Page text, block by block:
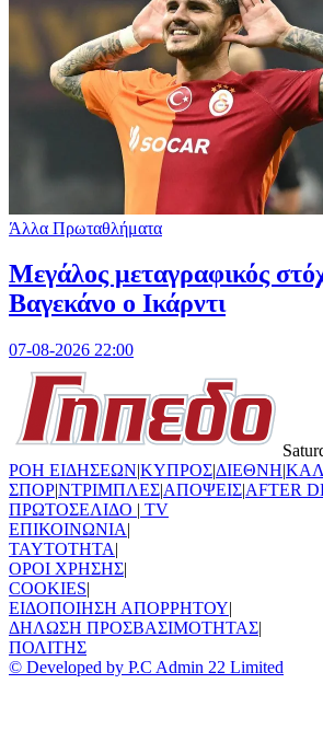
Άλλα Πρωταθλήματα
Μεγάλος μεταγραφικός
Βαγεκάνο ο Ικάρντι
07-08-2026 22:00
ΡΟΗ ΕΙΔΗΣΕΩΝ|ΚΥΠΡΟΣ|ΔΙΕΘΝΗ|
ΣΠΟΡ|ΝΤΡΙΜΠΛΕΣ|ΑΠΟΨΕΙΣ|AFTER
ΠΡΩΤΟΣΕΛΙΔΟ | TV
ΕΠΙΚΟΙΝΩΝΙΑ|
TAYTOTHTA|
ΟΡΟΙ ΧΡΗΣΗΣ|
COOKIES|
ΕΙΔΟΠΟΙΗΣΗ ΑΠΟΡΡΗΤΟΥ|
ΔΗΛΩΣΗ ΠΡΟΣΒΑΣΙΜΟΤΗΤΑΣ|
ΠΟΛΙΤΗΣ
© Developed by P.C Admin 22 Limited